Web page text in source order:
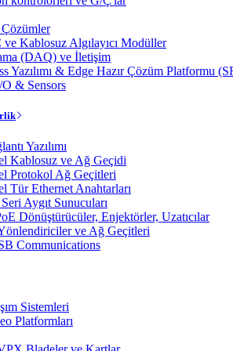
Kablosuz Algılayıcı Modüller
(DAQ) ve İletişim
Yazılımı & Edge Hazır Çözüm Platformu
& Sensors
Yazılımı
Kablosuz ve Ağ Geçidi
Protokol Ağ Geçitleri
Tür Ethernet Anahtarları
Aygıt Sunucuları
Dönüştürücüler, Enjektörler, Uzatıcılar
ve Ağ Geçitleri
Communications
Sistemleri
Platformları